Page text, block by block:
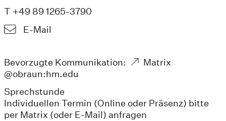
T +49 89 1265-3790
E-Mail
Bevorzugte Kommunikation:
Matrix
@obraun:hm.edu
Sprechstunde
Individuellen Termin (Online oder Präsenz) bitte
per Matrix (oder E-Mail) anfragen